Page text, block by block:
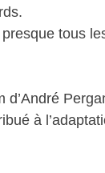
tous
à